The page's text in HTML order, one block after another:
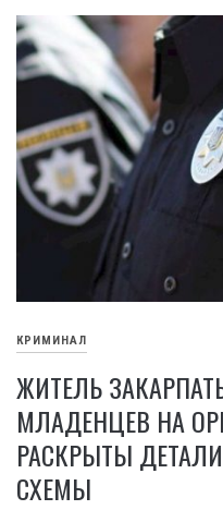
КРИМИНАЛ
ЖИТЕЛЬ
МЛАДЕНЦЕВ НА
РАСКРЫТЫ
СХЕМЫ